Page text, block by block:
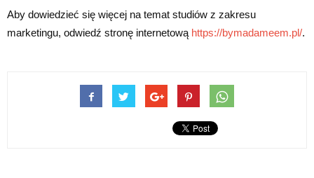
Aby dowiedzieć się więcej na temat studiów z zakresu
marketingu, odwiedź stronę internetową https://bymadameem.pl/.